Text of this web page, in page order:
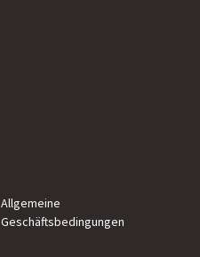
Allgemeine
Geschäftsbedingungen